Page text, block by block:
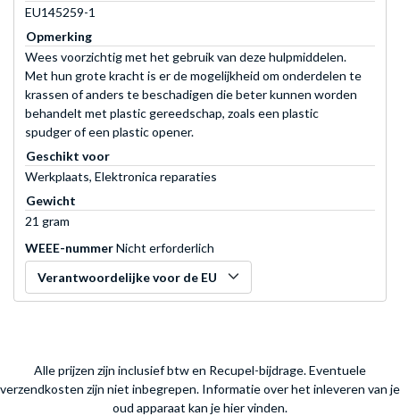
EU145259-1
Opmerking
Wees voorzichtig met het gebruik van deze hulpmiddelen.
Met hun grote kracht is er de mogelijkheid om onderdelen te
krassen of anders te beschadigen die beter kunnen worden
behandelt met plastic gereedschap, zoals een plastic
spudger of een plastic opener.
Geschikt voor
Werkplaats, Elektronica reparaties
Gewicht
21 gram
WEEE-nummerNicht erforderlich
Verantwoordelijke voor de EU
Alle prijzen zijn inclusief btw en Recupel-bijdrage. Eventuele
verzendkosten zijn niet inbegrepen. Informatie over het inleveren van je
oud apparaat kan je hier vinden.